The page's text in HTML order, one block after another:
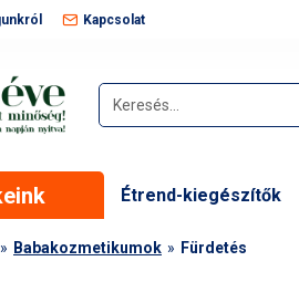
Kapcsolat
Étrend-kiegészítők
Babakozmetikumok Fürdetés